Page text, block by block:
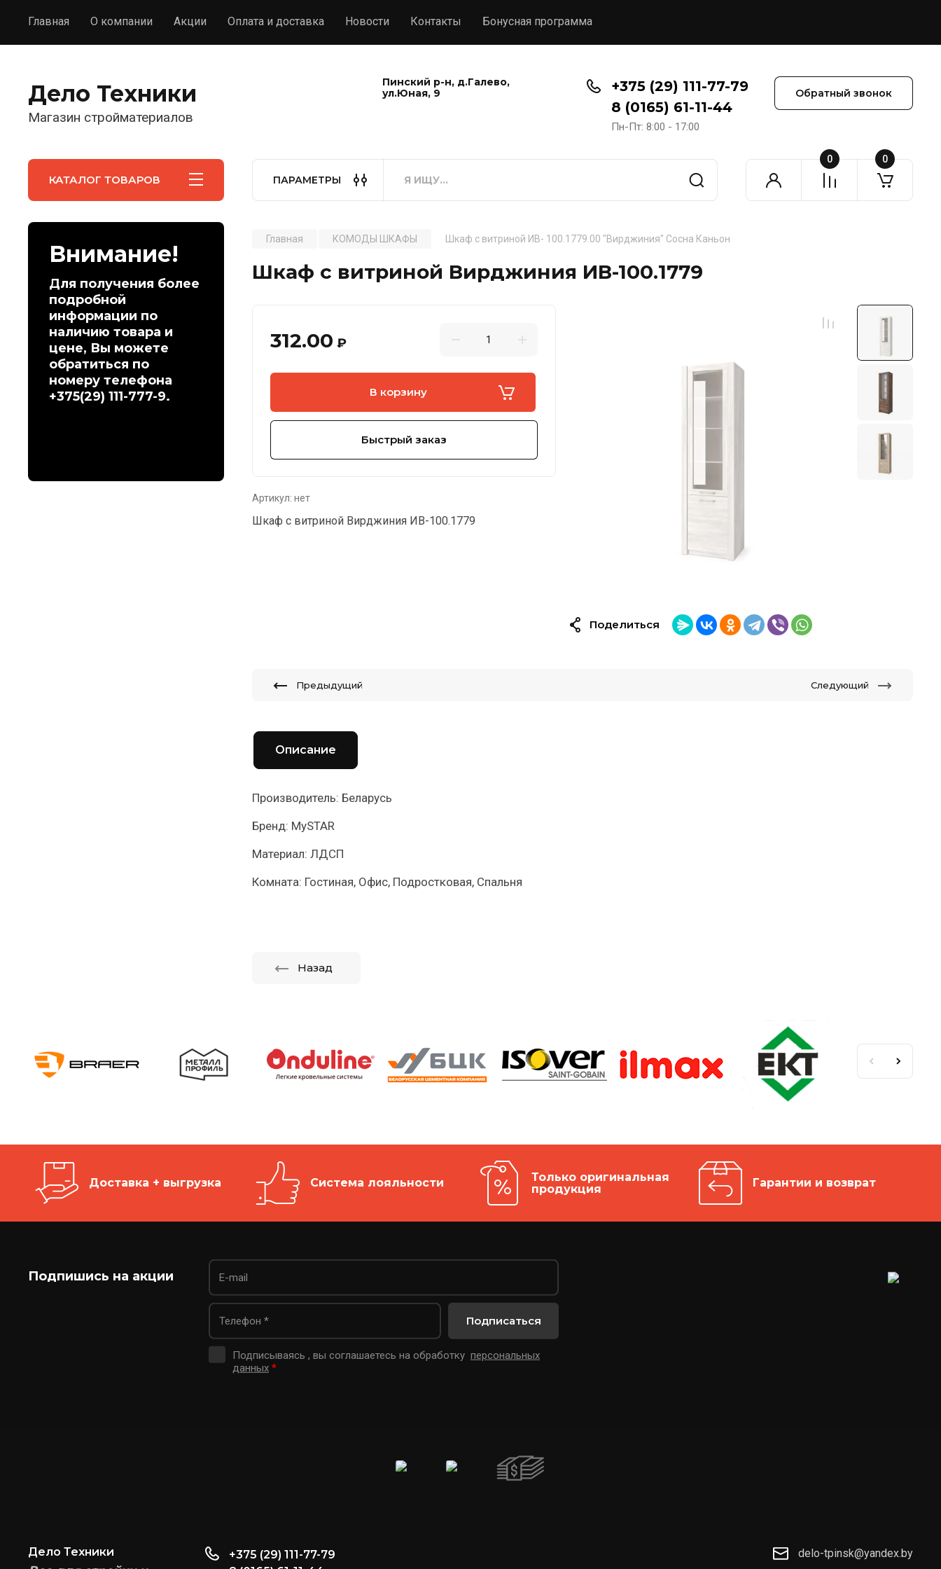
Главная О компании Акции Оплата и доставка Новости Контакты Бонусная программа
Дело Техники
Магазин стройматериалов
Пинский р-н, д.Галево,
ул.Юная, 9
+375 (29) 111-77-79
8 (0165) 61-11-44
Пн-Пт: 8:00 - 17:00
Обратный звонок
КАТАЛОГ ТОВАРОВ ПАРАМЕТРЫ
0 0
Внимание!
Для получения более
подробной
информации по
наличию товара и
цене, Вы можете
обратиться по
номеру телефона
+375(29) 111-777-9.
Главная КОМОДЫ ШКАФЫ Шкаф с витриной ИВ- 100.1779.00 "Вирджиния" Сосна Каньон
Шкаф с витриной Вирджиния ИВ-100.1779
312.00 ₽
В корзину
Быстрый заказ
Артикул: нет
Шкаф с витриной Вирджиния ИВ-100.1779
Поделиться
Предыдущий Следующий
Описание
Производитель: Беларусь
Бренд: MySTAR
Материал: ЛДСП
Комната: Гостиная, Офис, Подростковая, Спальня
Назад
Доставка + выгрузка Система лояльности
Только оригинальная
продукция
Гарантии и возврат
Подпишись на акции
Подписываясь , вы соглашаетесь на обработку персональных
данных *
Подписаться
Дело Техники
+375 (29) 111-77-79
delo-tpinsk@yandex.by